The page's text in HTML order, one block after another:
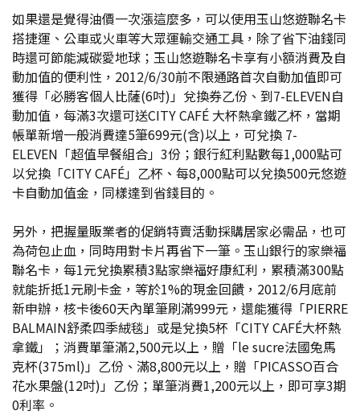
如果還是覺得油價一次漲這麼多，可以使用玉山悠遊聯名卡
搭捷運、公車或火車等大眾運輸交通工具，除了省下油錢同
時還可節能減碳愛地球；玉山悠遊聯名卡享有小額消費及自
動加值的便利性，2012/6/30前不限通路首次自動加值即可
獲得「必勝客個人比薩(6吋)」兌換券乙份、到7-ELEVEN自
動加值，每滿3次還可送CITY CAFÉ 大杯熱拿鐵乙杯，當期
帳單新增一般消費達5筆699元(含)以上，可兌換 7-
ELEVEN「超值早餐組合」3份；銀行紅利點數每1,000點可
以兌換「CITY CAFÉ」乙杯、每8,000點可以兌換500元悠遊
卡自動加值金，同樣達到省錢目的。
另外，把握量販業者的促銷特賣活動採購居家必需品，也可
為荷包止血，同時用對卡片再省下一筆。玉山銀行的家樂福
聯名卡，每1元兌換累積3點家樂福好康紅利，累積滿300點
就能折抵1元刷卡金，等於1%的現金回饋，2012/6月底前
新申辦，核卡後60天內單筆刷滿999元，還能獲得「PIERRE
BALMAIN舒柔四季絨毯」或是兌換5杯「CITY CAFÉ大杯熱
拿鐵」；消費單筆滿2,500元以上，贈「le sucre法國兔馬
克杯(375ml)」乙份、滿8,800元以上，贈「PICASSO百合
花水果盤(12吋)」乙份；單筆消費1,200元以上，即可享3期
0利率。